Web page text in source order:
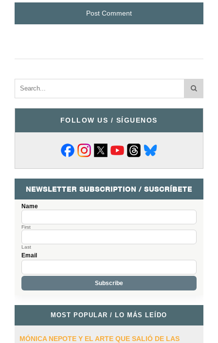
FOLLOW US / SÍGUENOS
NEWSLETTER SUBSCRIPTION / SUSCRÍBETE
Name
First
Last
Email
MOST POPULAR / LO MÁS LEÍDO
MÓNICA NEPOTE Y EL ARTE QUE SALIÓ DE LAS